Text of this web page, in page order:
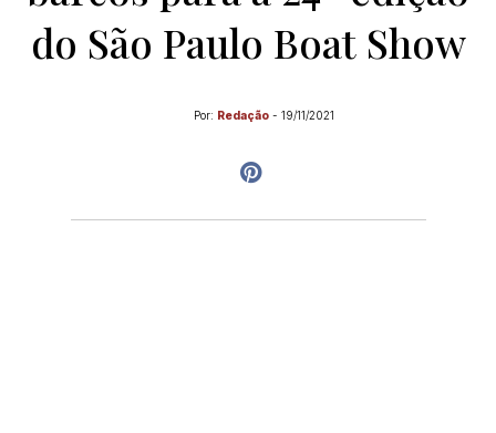
do São Paulo Boat Show
Por: Redação - 19/11/2021